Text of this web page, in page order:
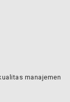
manajemen